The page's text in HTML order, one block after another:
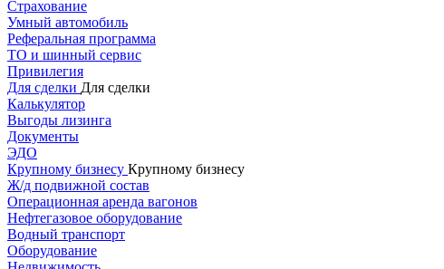
Страхование
Умный автомобиль
Реферальная программа
ТО и шинный сервис
Привилегия
Для сделки Для сделки
Калькулятор
Выгоды лизинга
Документы
ЭДО
Крупному бизнесу Крупному бизнесу
Ж/д подвижной состав
Операционная аренда вагонов
Нефтегазовое оборудование
Водный транспорт
Оборудование